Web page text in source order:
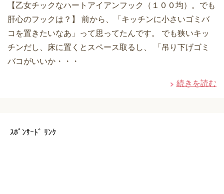
【乙女チックなハートアイアンフック（１００均）。でも
肝心のフックは？】 前から、「キッチンに小さいゴミバ
コを置きたいなあ」って思ってたんです。 でも狭いキッ
チンだし、床に置くとスペース取るし、 「吊り下げゴミ
バコがいいか・・・
続きを読む
ｽﾎﾟﾝｻｰﾄﾞ ﾘﾝｸ